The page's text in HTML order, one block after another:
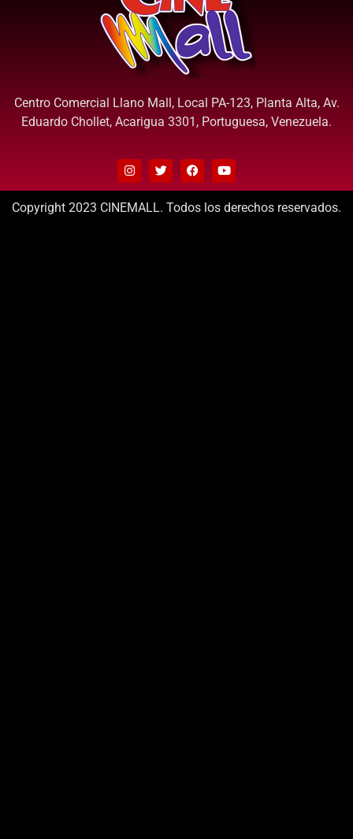
Centro Comercial Llano Mall, Local PA-123, Planta Alta, Av.
Eduardo Chollet, Acarigua 3301, Portuguesa, Venezuela.
Copyright 2023 CINEMALL. Todos los derechos reservados.